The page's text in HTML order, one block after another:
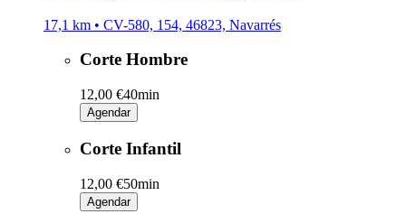
17,1 km • CV-580, 154, 46823, Navarrés
Corte Hombre
12,00 €40min
Agendar
Corte Infantil
12,00 €50min
Agendar